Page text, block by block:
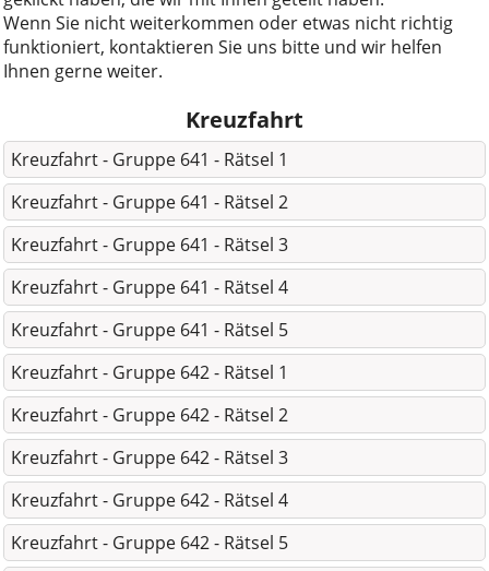
Wenn Sie nicht weiterkommen oder etwas nicht richtig
funktioniert, kontaktieren Sie uns bitte und wir helfen
Ihnen gerne weiter.
Kreuzfahrt
Kreuzfahrt - Gruppe 641 - Rätsel 1
Kreuzfahrt - Gruppe 641 - Rätsel 2
Kreuzfahrt - Gruppe 641 - Rätsel 3
Kreuzfahrt - Gruppe 641 - Rätsel 4
Kreuzfahrt - Gruppe 641 - Rätsel 5
Kreuzfahrt - Gruppe 642 - Rätsel 1
Kreuzfahrt - Gruppe 642 - Rätsel 2
Kreuzfahrt - Gruppe 642 - Rätsel 3
Kreuzfahrt - Gruppe 642 - Rätsel 4
Kreuzfahrt - Gruppe 642 - Rätsel 5